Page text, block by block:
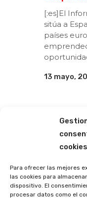
cookies
Para ofrecer las mejores
las cookies para
dispositivo. El
procesar datos como el
[:es]El
sitúa a
países
13 mayo,